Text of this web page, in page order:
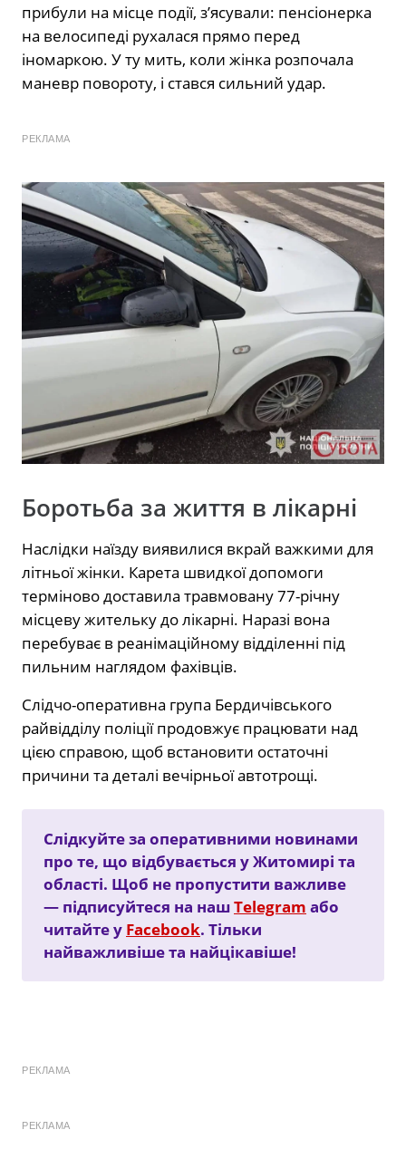
прибули на місце події, з’ясували: пенсіонерка
на велосипеді рухалася прямо перед
іномаркою. У ту мить, коли жінка розпочала
маневр повороту, і стався сильний удар.
РЕКЛАМА
Боротьба за життя в лікарні
Наслідки наїзду виявилися вкрай важкими для
літньої жінки. Карета швидкої допомоги
терміново доставила травмовану 77-річну
місцеву жительку до лікарні. Наразі вона
перебуває в реанімаційному відділенні під
пильним наглядом фахівців.
Слідчо-оперативна група Бердичівського
райвідділу поліції продовжує працювати над
цією справою, щоб встановити остаточні
причини та деталі вечірньої автотрощі.
Слідкуйте за оперативними новинами
про те, що відбувається у Житомирі та
області. Щоб не пропустити важливе
— підписуйтеся на нашTelegram або
читайте у Facebook. Тільки
найважливіше та найцікавіше!
РЕКЛАМА
РЕКЛАМА